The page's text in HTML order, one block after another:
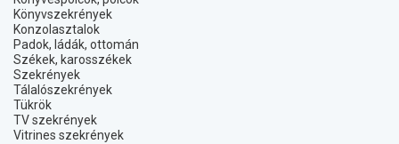
Könyvszekrények
Konzolasztalok
Padok, ládák, ottomán
Székek, karosszékek
Szekrények
Tálalószekrények
Tükrök
TV szekrények
Vitrines szekrények